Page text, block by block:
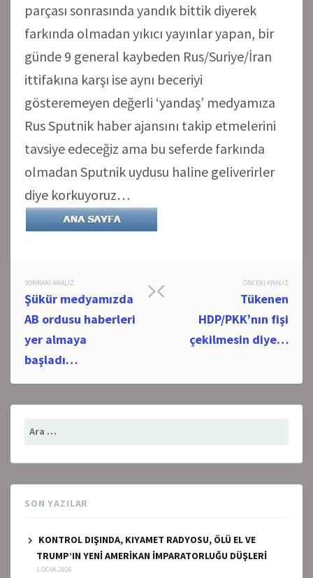
parçası sonrasında yandık bittik diyerek
farkında olmadan yıkıcı yayınlar yapan, bir
günde 9 general kaybeden Rus/Suriye/İran
ittifakına karşı ise aynı beceriyi
gösteremeyen değerli ‘yandaş’ medyamıza
Rus Sputnik haber ajansını takip etmelerini
tavsiye edeceğiz ama bu seferde farkında
olmadan Sputnik uydusu haline geliverirler
diye korkuyoruz…
Post
navigation
ÖNCEKI ANALIZ
Tükenen
HDP/PKK’nın fişi
çekilmesin diye…
SONRAKI ANALIZ
Şükür medyamızda
AB ordusu haberleri
yer almaya
başladı…
Arama:
SON YAZILAR
KONTROL DIŞINDA, KIYAMET RADYOSU, ÖLÜ EL VE
TRUMP’IN YENİ AMERİKAN İMPARATORLUĞU DÜŞLERİ
1 OCAK 2026